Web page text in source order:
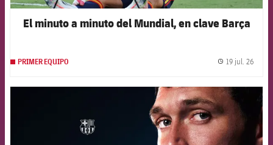
El minuto a minuto del Mundial, en clave Barça
PRIMER EQUIPO 19 jul. 26
FCB Barcelona badge